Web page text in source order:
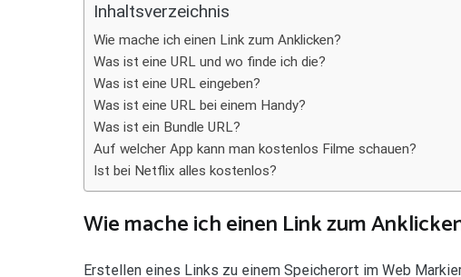
Inhaltsverzeichnis
Wie mache ich einen Link zum Anklicken?
Was ist eine URL und wo finde ich die?
Was ist eine URL eingeben?
Was ist eine URL bei einem Handy?
Was ist ein Bundle URL?
Auf welcher App kann man kostenlos Filme schauen?
Ist bei Netflix alles kostenlos?
Wie mache ich einen Link zum
Erstellen eines Links zu einem Speicherort im Web